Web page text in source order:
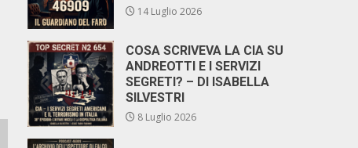
14 Luglio 2026
COSA SCRIVEVA LA CIA SU
ANDREOTTI E I SERVIZI
SEGRETI? – DI ISABELLA
SILVESTRI
8 Luglio 2026